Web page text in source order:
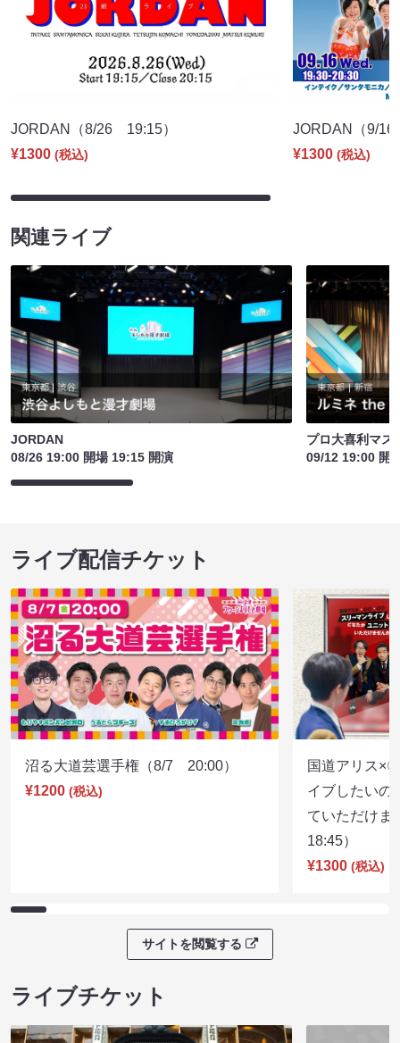
JORDAN（8/26 19:15）
¥1300 (税込)
JORDAN（9/
¥1300 (税込)
関連ライブ
JORDAN
08/26 19:00 開場 19:15 開演
プロ大喜利マス
09/12 19:00 開
ライブ配信チケット
沼る大道芸選手権（8/7 20:00）
¥1200 (税込)
国道アリス×
イブしたいの
ていただけ
18:45）
¥1300 (税込)
サイトを閲覧する
ライブチケット